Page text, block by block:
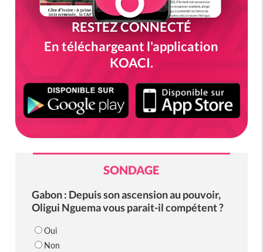
RESTEZ CONNECTÉ
En téléchargeant l'application
KOACI.
SONDAGE
Gabon : Depuis son ascension au pouvoir,
Oligui Nguema vous parait-il compétent ?
Oui
Non